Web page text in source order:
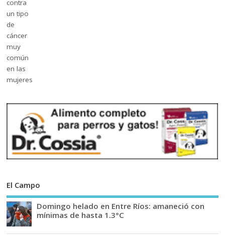
El Campo
Domingo helado en Entre Ríos: amaneció con
mínimas de hasta 1.3°C